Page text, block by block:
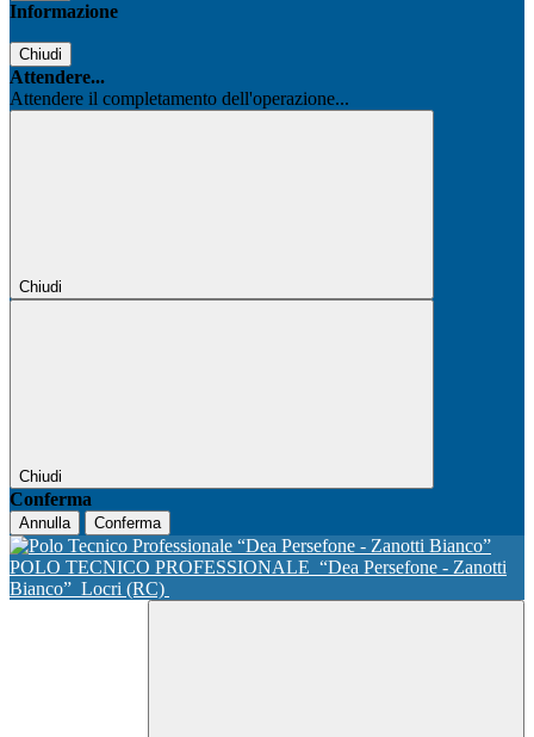
Informazione
Chiudi
Attendere...
Attendere il completamento dell'operazione...
Chiudi
Chiudi
Conferma
Annulla Conferma
POLO TECNICO PROFESSIONALE “Dea Persefone - Zanotti
Bianco” Locri (RC)